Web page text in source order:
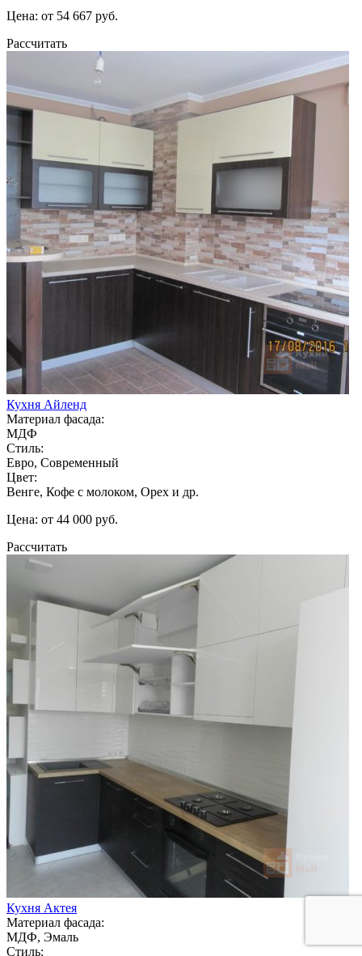
Цена: от 54 667 руб.
Рассчитать
Кухня Айленд
Материал фасада:
МДФ
Стиль:
Евро, Современный
Цвет:
Венге, Кофе с молоком, Орех и др.
Цена: от 44 000 руб.
Рассчитать
Кухня Актея
Материал фасада:
МДФ, Эмаль
Стиль: